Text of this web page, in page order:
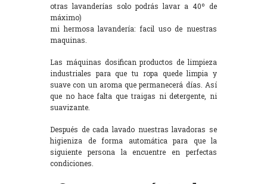
otras lavanderías solo podrás lavar a 40º de
máximo)
mi hermosa lavandería: facil uso de nuestras
maquinas.
Las máquinas dosifican productos de limpieza
industriales para que tu ropa quede limpia y
suave con un aroma que permanecerá días. Así
que no hace falta que traigas ni detergente, ni
suavizante.
Después de cada lavado nuestras lavadoras se
higieniza de forma automática para que la
siguiente persona la encuentre en perfectas
condiciones.